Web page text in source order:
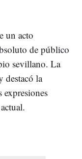
un acto
de público
sevillano. La
destacó la